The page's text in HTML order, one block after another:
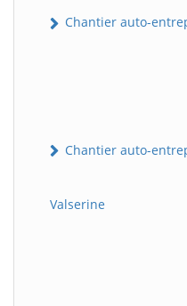
Chantier auto-
Chantier auto-
Valserine